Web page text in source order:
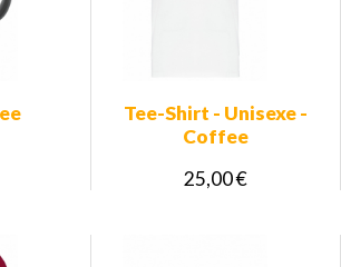
Tee-Shirt - Unisexe -
Coffee
25,00 €